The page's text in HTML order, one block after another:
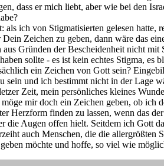
dass er mich liebt, aber wie bei den
als ich von Stigmatisierten gelesen
Zeichen zu geben, dann wäre das
Gründen der Bescheidenheit nicht
sollte - es ist kein echtes Stigma,
ein Zeichen von Gott sein?
sein und ich bestimmt nicht in der Lage
Zeit, mein persönliches kleines
mir doch ein Zeichen geben, ob
Herzform finden zu lassen, wenn das
die Augen offen hielt. Seitdem ich Gott
auch Menschen, die die allergrößten
möchte und hoffe, so viel wie